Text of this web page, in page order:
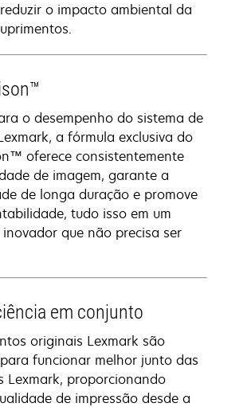
o impacto ambiental da
o desempenho do sistema de
a fórmula exclusiva do
oferece consistentemente
de imagem, garante a
de longa duração e promove
tudo isso em um
inovador que não precisa ser
em conjunto
originais Lexmark são
funcionar melhor junto das
Lexmark, proporcionando
de impressão desde a